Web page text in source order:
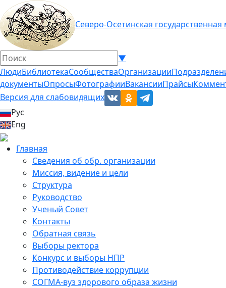
Северо-Осетинская
▼
ЛюдиБиблиотекаСообществаОрганизации
документыОпросыФотографииВакансииПрайсы
Версия для слабовидящих
Рус
Eng
Главная
Сведения об обр. организации
Миссия, видение и цели
Структура
Руководство
Ученый Совет
Контакты
Обратная связь
Выборы ректора
Конкурс и выборы НПР
Противодействие коррупции
СОГМА-вуз здорового образа жизни